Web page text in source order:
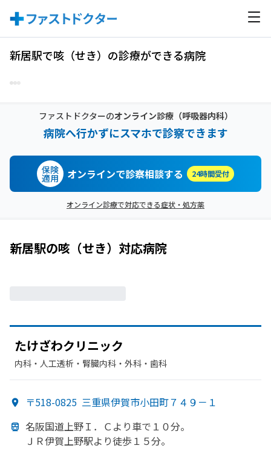
新居駅で咳（せき）の診療ができる病院
ファストドクターのオンライン診療（呼吸器内科）
病院へ行かずにスマホで診察できます
保険
適用 オンラインで診察相談する 24時間受付
オンライン診療で対応できる症状・処方薬
新居駅の咳（せき） 対応病院
たけざわクリニック
内科・​人工透析・​腎臓内科・外科・​歯科
〒518-0825 三重県伊賀市小田町７４９－１
名阪国道上野Ｉ． Ｃより車で １０分。
ＪＲ伊賀上野駅より徒歩１５分。